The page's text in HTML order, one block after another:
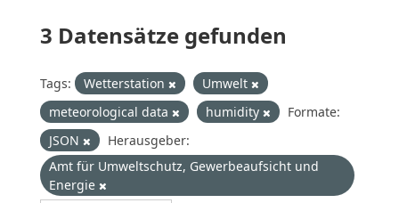
3 Datensätze gefunden
Tags: Wetterstation
Umwelt
meteorological data
humidity
Formate:
JSON
Herausgeber:
Amt für Umweltschutz, Gewerbeaufsicht und
Energie